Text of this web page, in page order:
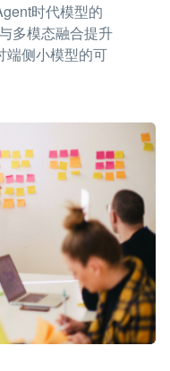
时代模型的
多模态融合提升
端侧小模型的可